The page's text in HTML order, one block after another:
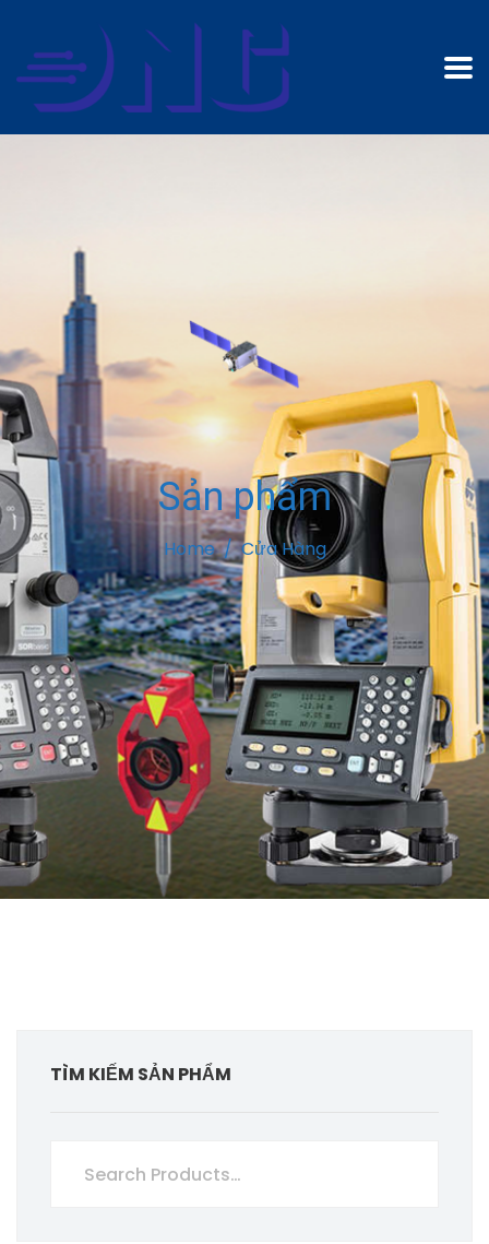
Sản phẩm
Home Cửa Hàng
TÌM KIẾM SẢN PHẨM